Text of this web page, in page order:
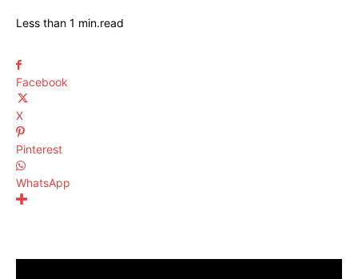
Less than 1 min.read
Facebook
X
Pinterest
WhatsApp